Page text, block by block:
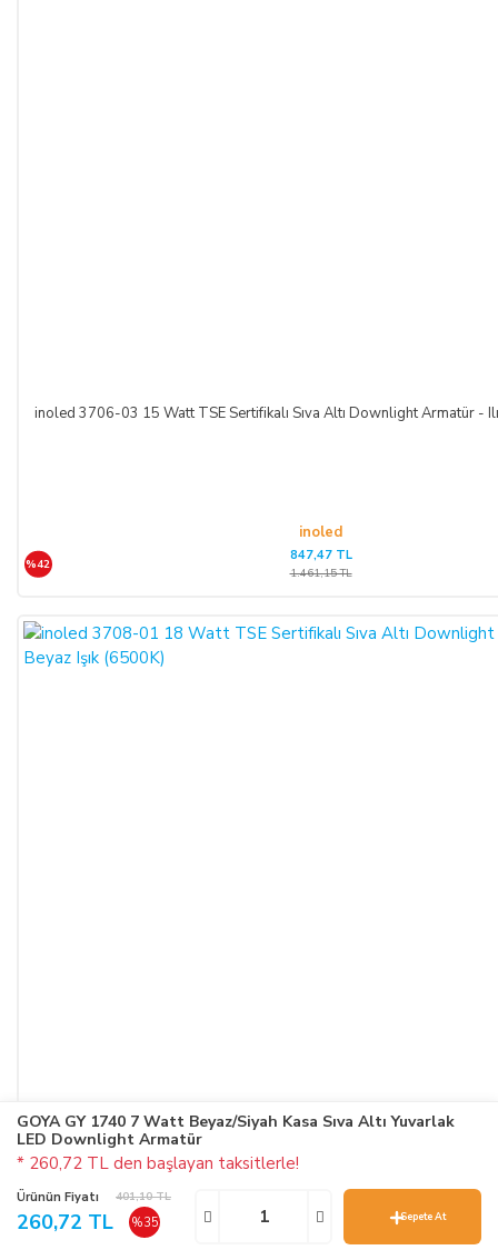
GOYA GY 1740 7 Watt Beyaz/Siyah Kasa Sıva Altı Yuvarlak
LED Downlight Armatür
* 260,72 TL den başlayan taksitlerle!
Ürünün Fiyatı 401,10 TL
260,72 TL %35 Sepete At
inoled 3706-03 15 Watt TSE Sertifikalı Sıva Altı Downlight Armatür -
inoled
%42
847,47 TL
1.461,15 TL